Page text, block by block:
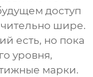
доступ
шире.
есть, но пока
уровня,
марки.